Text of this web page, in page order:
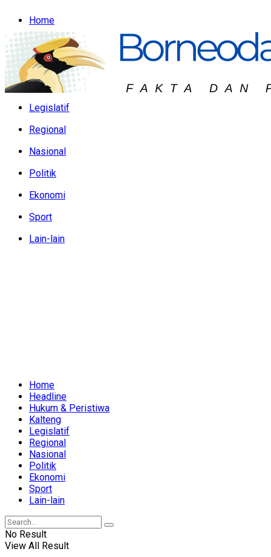
Home
Headline
Hukum & Peristiwa
Kalteng
Legislatif
Regional
Nasional
Politik
Ekonomi
Sport
Lain-lain
Home
Headline
Hukum & Peristiwa
Kalteng
Legislatif
Regional
Nasional
Politik
Ekonomi
Sport
Lain-lain
No Result
View All Result